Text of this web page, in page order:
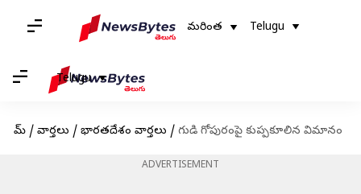
మరింత Telugu
Telugu
హోమ్ / వార్తలు / భారతదేశం వార్తలు / గుడి గోపురంపై కుప్పకూలిన విమానం
ADVERTISEMENT